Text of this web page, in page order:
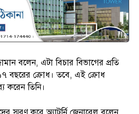
বলেন, এটা বিচার বিভাগের প্রতি
বছরের ক্রোধ। তবে, এই ক্রোধ
করেন তিনি।